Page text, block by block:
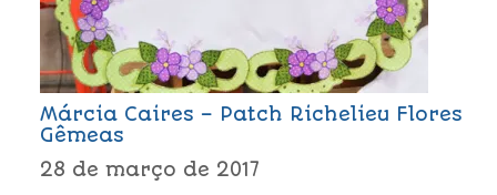
Márcia Caires – Patch Richelieu Flores
Gêmeas
28 de março de 2017